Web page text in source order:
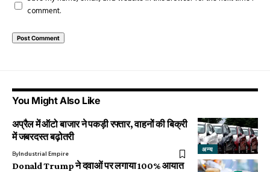
comment.
You Might Also Like
अन्य
अप्रैल में ऑटो बाजार ने पकड़ी रफ्तार, वाहनों की बिक्री
में जबरदस्त बढ़ोतरी
ByIndustrial Empire
Donald Trump ने दवाओं पर लगाया 100% आयात